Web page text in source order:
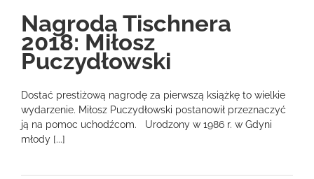
Nagroda Tischnera
2018: Miłosz
Puczydłowski
Dostać prestiżową nagrodę za pierwszą książkę to wielkie
wydarzenie. Miłosz Puczydłowski postanowił przeznaczyć
ją na pomoc uchodźcom. Urodzony w 1986 r. w Gdyni
młody [...]